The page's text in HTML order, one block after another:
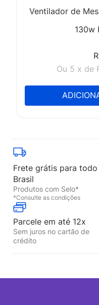
Ventilador de
130w
Ou 5 x de
Frete grátis para todo
Brasil
Produtos com Selo*
*Consulte as condições
Parcele em até 12x
Sem juros no cartão de
crédito